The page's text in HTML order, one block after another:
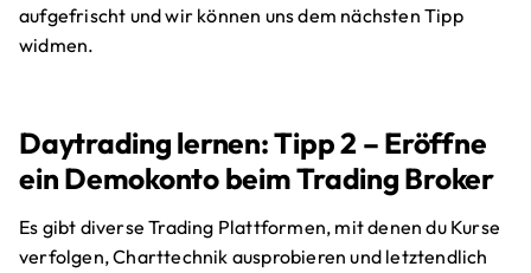
aufgefrischt und wir können uns dem nächsten Tipp
widmen.
Daytrading lernen: Tipp 2 – Eröffne
ein Demokonto beim Trading Broker
Es gibt diverse Trading Plattformen, mit denen du Kurse
verfolgen, Charttechnik ausprobieren und letztendlich